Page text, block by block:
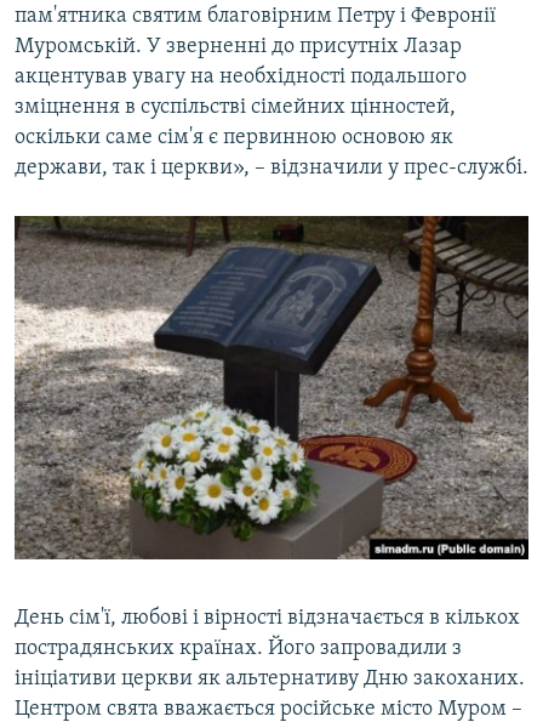
пам'ятника святим благовірним Петру і Февронії
Муромській. У зверненні до присутніх Лазар
акцентував увагу на необхідності подальшого
зміцнення в суспільстві сімейних цінностей,
оскільки саме сім'я є первинною основою як
держави, так і церкви», – відзначили у прес-службі.
​День сім'ї, любові і вірності відзначається в кількох
пострадянських країнах. Його запровадили з
ініціативи церкви як альтернативу Дню закоханих.
Центром свята вважається російське місто Муром –